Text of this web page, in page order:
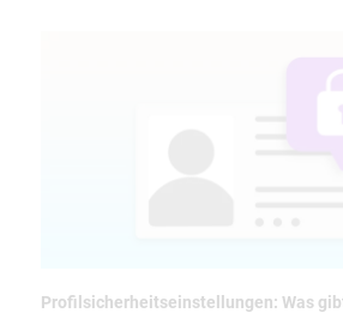
Profilsicherheitseinstellungen: Was